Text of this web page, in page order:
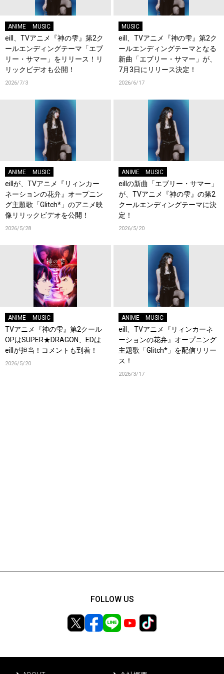
ANIME MUSIC
eill、TVアニメ『神の雫』第2ク
ールエンディングテーマ「エブ
リー・サマー」をリリース！リ
リックビデオも公開！
2026/7/3
MUSIC
eill、TVアニメ『神の雫』第2ク
ールエンディングテーマとなる
新曲「エブリー・サマー」が、
7月3日にリリース決定！
2026/6/17
ANIME MUSIC
eillが、TVアニメ『リィンカー
ネーションの花弁』オープニン
グ主題歌「Glitch*」のアニメ映
像リリックビデオを公開！
2026/5/28
ANIME MUSIC
eillの新曲「エブリー・サマー」
が、TVアニメ『神の雫』の第2
クールエンディングテーマに決
定！
2026/5/20
ANIME MUSIC
TVアニメ『神の雫』第2クール
OPはSUPER★DRAGON、EDは
eillが担当！コメントも到着！
2026/5/20
ANIME MUSIC
eill、TVアニメ『リィンカーネ
ーションの花弁』オープニング
主題歌「Glitch*」を配信リリー
ス！
2026/3/17
FOLLOW US